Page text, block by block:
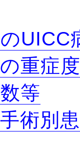
UICC
重症
等
術別